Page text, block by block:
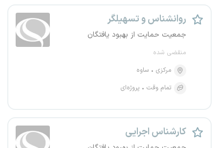
روانشناس و تسهیلگر
جمعیت حمایت از بهبود یافتگان
منقضی شده
مرکزی
ساوه
تمام وقت
پروژه‌ای
کارشناس اجرایی